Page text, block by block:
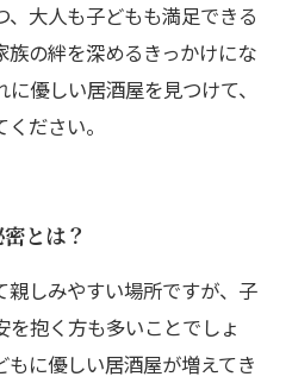
大人も子どもも満足できる
の絆を深めるきっかけにな
優しい居酒屋を見つけて、
ださい。
とは？
親しみやすい場所ですが、子
抱く方も多いことでしょ
もに優しい居酒屋が増えてき